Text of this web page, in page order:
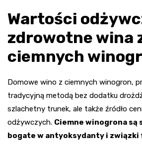
Wartości
zdrowotne wina
ciemnych
Domowe wino z ciemnych winogron,
tradycyjną metodą bez dodatku
szlachetny trunek, ale także źródło
odżywczych. Ciemne winogrona są
bogate w antyoksydanty i związki